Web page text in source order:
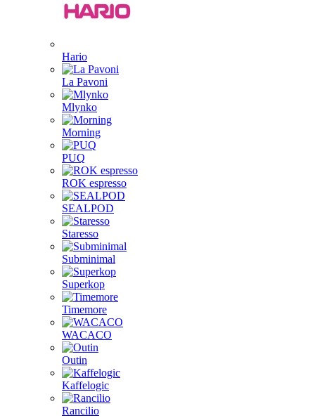
Hario
La Pavoni
Mlynko
Morning
PUQ
ROK espresso
SEALPOD
Staresso
Subminimal
Superkop
Timemore
WACACO
Outin
Kaffelogic
Rancilio